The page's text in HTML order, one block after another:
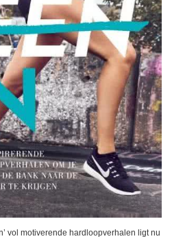
vol motiverende hardloopverhalen ligt nu